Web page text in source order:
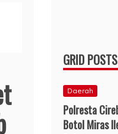
GRID
Daerah
Polresta
Botol Miras